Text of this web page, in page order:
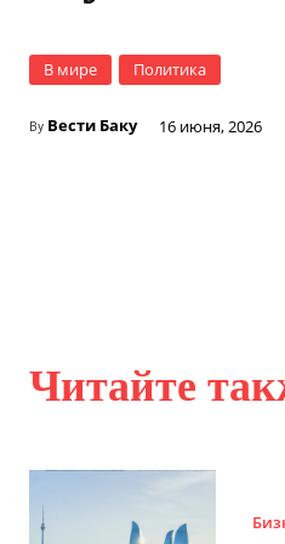
В мире Политика
By Вести Баку 16 июня, 2026
Читайте